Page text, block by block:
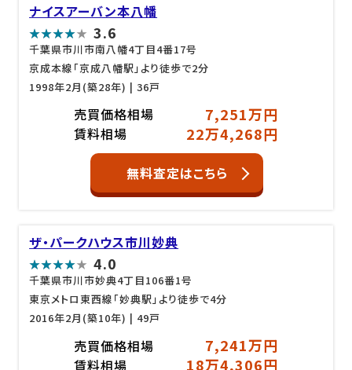
ナイスアーバン本八幡
3.6
千葉県市川市南八幡4丁目4番17号
京成本線「京成八幡駅」より徒歩で2分
1998年2月(築28年) | 36戸
売買価格相場 7,251万円
賃料相場 22万4,268円
無料査定はこちら
ザ・パークハウス市川妙典
4.0
千葉県市川市妙典4丁目106番1号
東京メトロ東西線「妙典駅」より徒歩で4分
2016年2月(築10年) | 49戸
売買価格相場 7,241万円
賃料相場 18万4,306円